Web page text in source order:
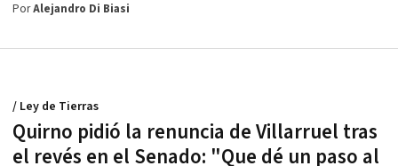
PorAlejandro Di Biasi
Quirno pidió la renuncia de Villarruel tras
el revés en el Senado: "Que dé un paso al
/ Ley de Tierras